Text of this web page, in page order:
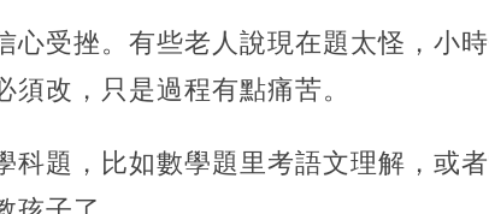
心受挫。有些老人說現在題太怪，小
改，只是過程有點痛苦。
科題，比如數學題里考語文理解，或